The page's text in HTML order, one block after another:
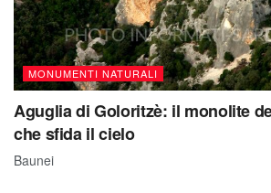
MONUMENTI NATURALI
Aguglia di Goloritzè: il monolite
che sfida il cielo
Baunei